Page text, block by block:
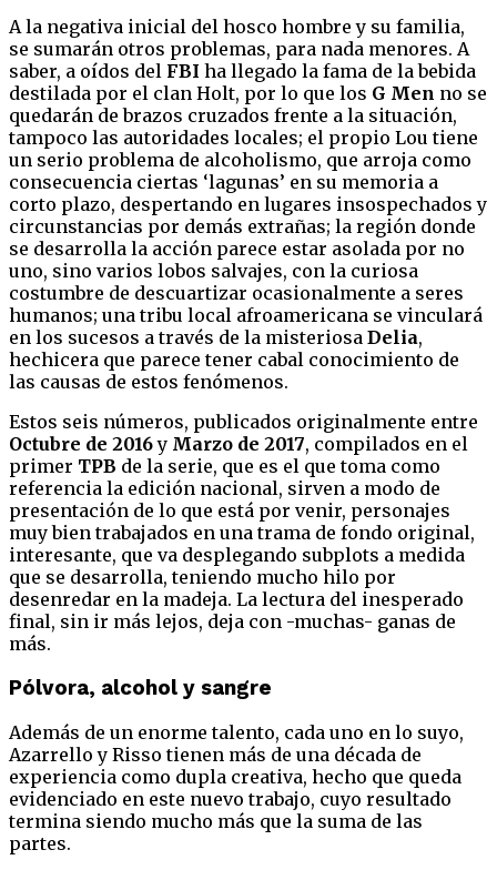
A la negativa inicial del hosco hombre y su familia,
se sumarán otros problemas, para nada menores. A
saber, a oídos del FBI ha llegado la fama de la bebida
destilada por el clan Holt, por lo que los G Men no se
quedarán de brazos cruzados frente a la situación,
tampoco las autoridades locales; el propio Lou tiene
un serio problema de alcoholismo, que arroja como
consecuencia ciertas ‘lagunas’ en su memoria a
corto plazo, despertando en lugares insospechados y
circunstancias por demás extrañas; la región donde
se desarrolla la acción parece estar asolada por no
uno, sino varios lobos salvajes, con la curiosa
costumbre de descuartizar ocasionalmente a seres
humanos; una tribu local afroamericana se vinculará
en los sucesos a través de la misteriosa Delia,
hechicera que parece tener cabal conocimiento de
las causas de estos fenómenos.
Estos seis números, publicados originalmente entre
Octubre de 2016y Marzo de 2017, compilados en el
primer TPB de la serie, que es el que toma como
referencia la edición nacional, sirven a modo de
presentación de lo que está por venir, personajes
muy bien trabajados en una trama de fondo original,
interesante, que va desplegando subplots a medida
que se desarrolla, teniendo mucho hilo por
desenredar en la madeja. La lectura del inesperado
final, sin ir más lejos, deja con -muchas- ganas de
más.
Pólvora, alcohol y sangre
Además de un enorme talento, cada uno en lo suyo,
Azarrello y Risso tienen más de una década de
experiencia como dupla creativa, hecho que queda
evidenciado en este nuevo trabajo, cuyo resultado
termina siendo mucho más que la suma de las
partes.